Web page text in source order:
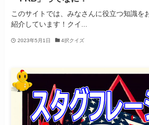
このサイトでは、みなさんに役立つ知識を
紹介しています！クイ...
2023年5月1日 4択クイズ